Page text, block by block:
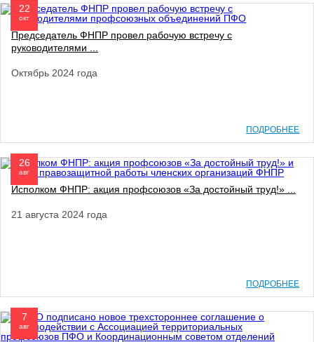
22
окт
Председатель ФНПР провел рабочую встречу с
руководителями ...
Октябрь 2024 года
ПОДРОБНЕЕ
26
авг
Исполком ФНПР: акция профсоюзов «За достойный труд!» ...
21 августа 2024 года
ПОДРОБНЕЕ
7
авг